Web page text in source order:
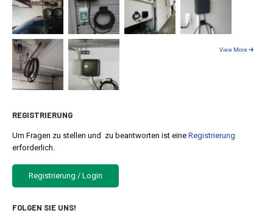
View More
REGISTRIERUNG
Um Fragen zu stellen und zu beantworten ist eine Registrierung
erforderlich.
Registrierung / Login
FOLGEN SIE UNS!